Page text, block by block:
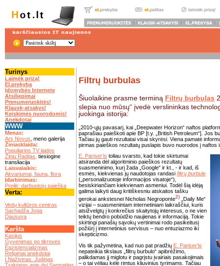
Turinys
Laimėk prizą!
El.prekyba
Įdomybės Internete
Atsiliepimai
Prenumeruokitės!
Klausk-atsakys!
Keiskimės nuorodomis!
Anekdotai
WWW
Menas:
Ars Novus , meno galerija
Žiniasklaida:
Populiarios TV laidos
Žiniu Radijas, tiesiogine
transliacija
Laisvalaikis:
Akvariumai, fauna, flora
Įdarbinimas:
Preilė: darbuotojų paieška
Verta:
Vedų kultūros centras
Sachadža Joga
Dausuva
Karšta
Kasijus
Gyvenimas po tikrovės
Egzistencializmas
Religiniai anekdotai
I.Naživinas. Judėjas
Filtrų burbulas
Šiuolaikine prasme terminą Filtrų burbulas
slepia nuo mūsų“ įvedė verslininkas
juokinga istorija:
„2010-ųjų pavasarį, kai „Deepwater Horizon“ naftos
paprašiau paieškoti apie BP [t.y. „British Petroleum“]. Jos
Tačiau jų gauti rezultatai visai skyrėsi. Viena pamatė
pirmas paieškos rezultatų puslapis buvo nuorodos į naftos
E. Pariser’is toliau svarsto, kad tokie skirtumai
atsiranda dėl algoritminio paieškos rezultatų
suasmeninimo, kurį žada „Google“ ir kt., - ir kad, iš
esmės, kiekvienas jų naudotojas randasi filtrų burbule
(„personalizuotoje informacijos visatoje“),
besiskiriančiam kiekvienam asmeniui. Todėl šią idėją
galima laikyti daug kritiškesniu atskaitos tašku
gerokai ankstesnei Nicholas Negroponte2) „Daily Me“
vizijai – suasmenintam internetiniam laikraščiui, kuris
atsižvelgtų į konkrečius skaitytojų interesus, o ne vien
teiktų bendro pobūdžio naujienas ir informaciją. Tokie
skirtingi panašių sąvokų vertinimai rodo pasikeitusį
požiūrį į internetinius servisus – nuo entuziazmo iki
skepticizmo.
Vis tik pažymėtina, kad nuo pat pradžių E. Pariser’is
nepateikia tikslaus „filtrų burbulo“ apibrėžimo,
palikdamas jį miglotu ir pagrįstu įvairiais pasakojimais
– o tai vėliau kėlė rimtus kliuvinius tyrimams. Tačiau